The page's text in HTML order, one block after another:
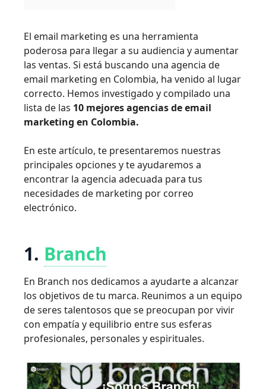
El email marketing es una herramienta
poderosa para llegar a su audiencia y aumentar
las ventas. Si está buscando una agencia de
email marketing en Colombia, ha venido al lugar
correcto. Hemos investigado y compilado una
lista de las 10 mejores agencias de email
marketing en Colombia.
En este artículo, te presentaremos nuestras
principales opciones y te ayudaremos a
encontrar la agencia adecuada para tus
necesidades de marketing por correo
electrónico.
1. Branch
En Branch nos dedicamos a ayudarte a alcanzar
los objetivos de tu marca. Reunimos a un equipo
de seres talentosos que se preocupan por vivir
con empatía y equilibrio entre sus esferas
profesionales, personales y espirituales.